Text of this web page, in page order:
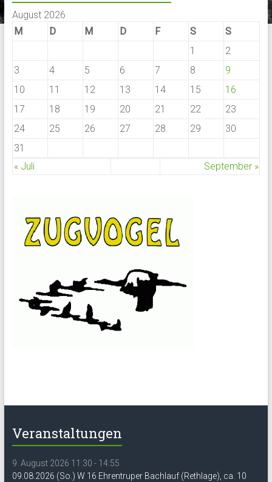
August 2026
M
D M D F S
S
1
2
3
4 5 6 7 8
9
10
11 12 13 14 15
16
17
18 19 20 21 22
23
24
25 26 27 28 29
30
31
« Juli
September »
Veranstaltungen
9. August 2026 11:30 - 14:55
09.08.2026 (So.) W 16 Ehrentruper Bachlauf (Rethlage), ca. 10